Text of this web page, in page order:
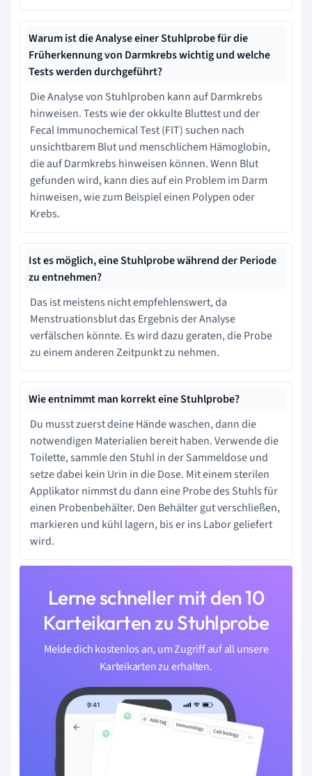
Warum ist die Analyse einer Stuhlprobe für die
Früherkennung von Darmkrebs wichtig und welche
Tests werden durchgeführt?
Die Analyse von Stuhlproben kann auf Darmkrebs
hinweisen. Tests wie der okkulte Bluttest und der
Fecal Immunochemical Test (FIT) suchen nach
unsichtbarem Blut und menschlichem Hämoglobin,
die auf Darmkrebs hinweisen können. Wenn Blut
gefunden wird, kann dies auf ein Problem im Darm
hinweisen, wie zum Beispiel einen Polypen oder
Krebs.
Ist es möglich, eine Stuhlprobe während der Periode
zu entnehmen?
Das ist meistens nicht empfehlenswert, da
Menstruationsblut das Ergebnis der Analyse
verfälschen könnte. Es wird dazu geraten, die Probe
zu einem anderen Zeitpunkt zu nehmen.
Wie entnimmt man korrekt eine Stuhlprobe?
Du musst zuerst deine Hände waschen, dann die
notwendigen Materialien bereit haben. Verwende die
Toilette, sammle den Stuhl in der Sammeldose und
setze dabei kein Urin in die Dose. Mit einem sterilen
Applikator nimmst du dann eine Probe des Stuhls für
einen Probenbehälter. Den Behälter gut verschließen,
markieren und kühl lagern, bis er ins Labor geliefert
wird.
Lerne schneller mit den 10
Karteikarten zu Stuhlprobe
Melde dich kostenlos an, um Zugriff auf all unsere
Karteikarten zu erhalten.